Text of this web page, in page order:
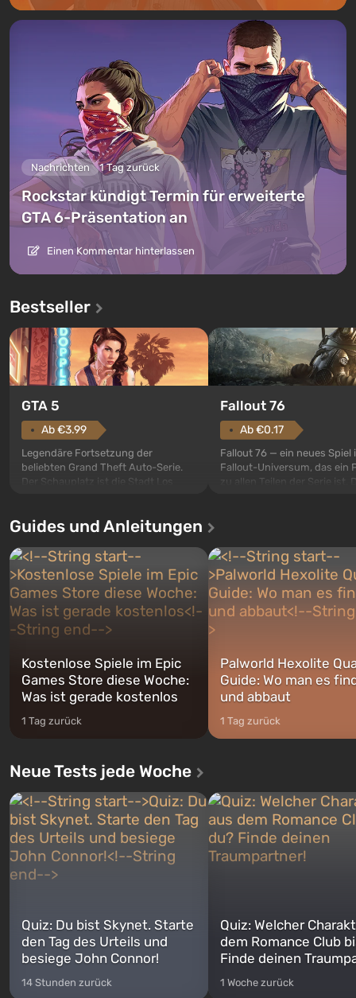
Nachrichten 1 Tag zurück
Rockstar kündigt Termin für erweiterte
GTA 6-Präsentation an
Einen Kommentar hinterlassen
Bestseller
GTA 5
Ab €3.99
Legendäre Fortsetzung der
beliebten Grand Theft Auto-Serie.
Der Schauplatz ist die Stadt Los
ersten Mal erzählt das Spiel die
Charakteren: Michael, Trevor und
Franklin, zwischen denen Sie
jederzeit...
Fallout 76
Ab €0.17
Fallout 76 — ein neues Spiel
Fallout-Universum, das ein
zu allen Teilen der Serie ist.
nach dem Abwurf von
auf Amerika geöffnet wird.
Guides und Anleitungen
Kostenlose Spiele im Epic
Games Store diese Woche:
Was ist gerade kostenlos
1 Tag zurück
Palworld Hexolite
Guide: Wo man es
und abbaut
1 Tag zurück
Neue Tests jede Woche
Quiz: Du bist Skynet. Starte
den Tag des Urteils und
besiege John Connor!
14 Stunden zurück
Quiz: Welcher
dem Romance Club
Finde deinen
1 Woche zurück